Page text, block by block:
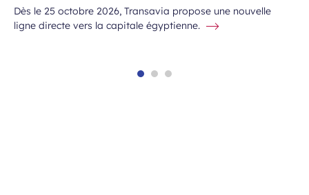
Dès le 25 octobre 2026, Transavia propose une nouvelle
ligne directe vers la capitale égyptienne.